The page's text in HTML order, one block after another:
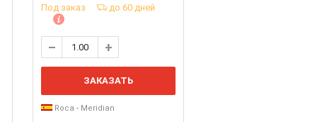
Под заказ до 60 дней
ЗАКАЗАТЬ
Roca - Meridian